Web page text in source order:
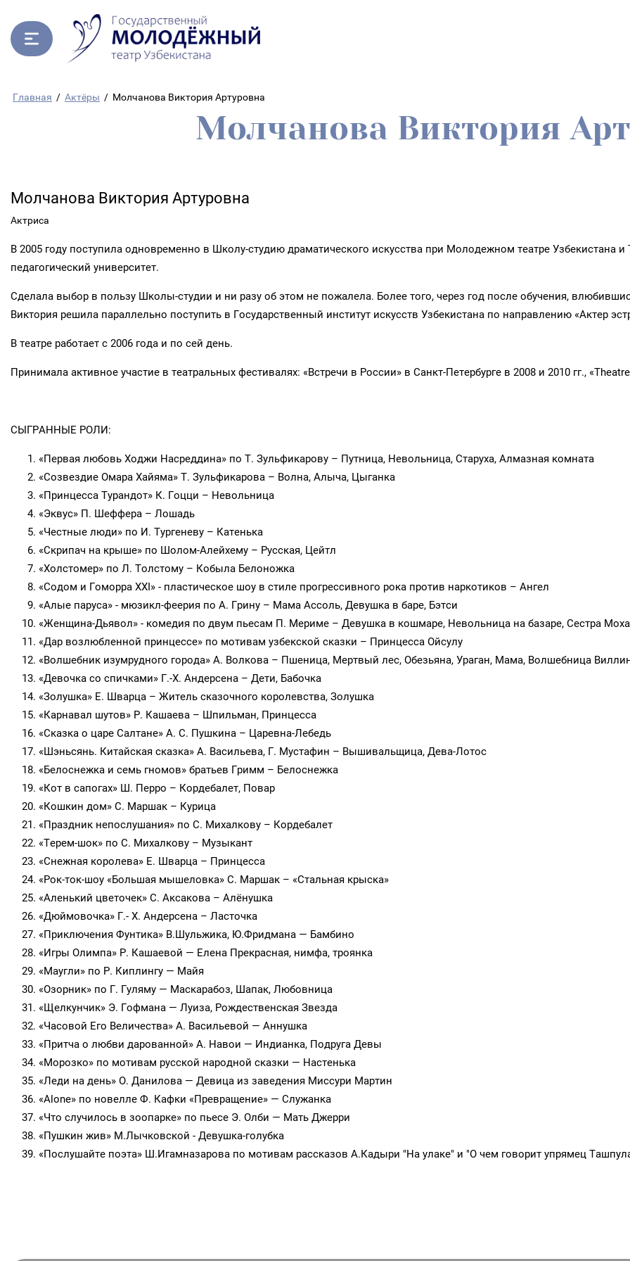
Главная / Актёры / Молчанова Виктория Артуровна
Молчанова Виктория
Молчанова Виктория Артуровна
Актриса
В 2005 году поступила одновременно в Школу-студию драматического искусства при Молодежном театре Узбекистана
педагогический университет.
Сделала выбор в пользу Школы-студии и ни разу об этом не пожалела. Более того, через год после обучения,
Виктория решила параллельно поступить в Государственный институт искусств Узбекистана по направлению «Актер
В театре работает с 2006 года и по сей день.
Принимала активное участие в театральных фестивалях: «Встречи в России» в Санкт-Петербурге в 2008 и 2010 гг.,
СЫГРАННЫЕ РОЛИ:
«Первая любовь Ходжи Насреддина» по Т. Зульфикарову – Путница, Невольница, Старуха, Алмазная комната
«Созвездие Омара Хайяма» Т. Зульфикарова – Волна, Алыча, Цыганка
«Принцесса Турандот» К. Гоцци – Невольница
«Эквус» П. Шеффера – Лошадь
«Честные люди» по И. Тургеневу – Катенька
«Скрипач на крыше» по Шолом-Алейхему – Русская, Цейтл
«Холстомер» по Л. Толстому – Кобыла Белоножка
«Содом и Гоморра XXI» - пластическое шоу в стиле прогрессивного рока против наркотиков – Ангел
«Алые паруса» - мюзикл-феерия по А. Грину – Мама Ассоль, Девушка в баре, Бэтси
«Женщина-Дьявол» - комедия по двум пьесам П. Мериме – Девушка в кошмаре, Невольница на базаре, Сестра
«Дар возлюбленной принцессе» по мотивам узбекской сказки – Принцесса Ойсулу
«Волшебник изумрудного города» А. Волкова – Пшеница, Мертвый лес, Обезьяна, Ураган, Мама, Волшебница
«Девочка со спичками» Г.-Х. Андерсена – Дети, Бабочка
«Золушка» Е. Шварца – Житель сказочного королевства, Золушка
«Карнавал шутов» Р. Кашаева – Шпильман, Принцесса
«Сказка о царе Салтане» А. С. Пушкина – Царевна-Лебедь
«Шэньсянь. Китайская сказка» А. Васильева, Г. Мустафин – Вышивальщица, Дева-Лотос
«Белоснежка и семь гномов» братьев Гримм – Белоснежка
«Кот в сапогах» Ш. Перро – Кордебалет, Повар
«Кошкин дом» С. Маршак – Курица
«Праздник непослушания» по С. Михалкову – Кордебалет
«Терем-шок» по С. Михалкову – Музыкант
«Снежная королева» Е. Шварца – Принцесса
«Рок-ток-шоу «Большая мышеловка» С. Маршак – «Стальная крыска»
«Аленький цветочек» С. Аксакова – Алёнушка
«Дюймовочка» Г.- Х. Андерсена – Ласточка
«Приключения Фунтика» В.Шульжика, Ю.Фридмана — Бамбино
«Игры Олимпа» Р. Кашаевой — Елена Прекрасная, нимфа, троянка
«Маугли» по Р. Киплингу — Майя
«Озорник» по Г. Гуляму — Маскарабоз, Шапак, Любовница
«Щелкунчик» Э. Гофмана — Луиза, Рождественская Звезда
«Часовой Его Величества» А. Васильевой — Аннушка
«Притча о любви дарованной» А. Навои — Индианка, Подруга Девы
«Морозко» по мотивам русской народной сказки — Настенька
«Леди на день» О. Данилова — Девица из заведения Миссури Мартин
«Alone» по новелле Ф. Кафки «Превращение» — Служанка
«Что случилось в зоопарке» по пьесе Э. Олби — Мать Джерри
«Пушкин жив» М.Лычковской - Девушка-голубка
«Послушайте поэта» Ш.Игамназарова по мотивам рассказов А.Кадыри "На улаке" и "О чем говорит упрямец